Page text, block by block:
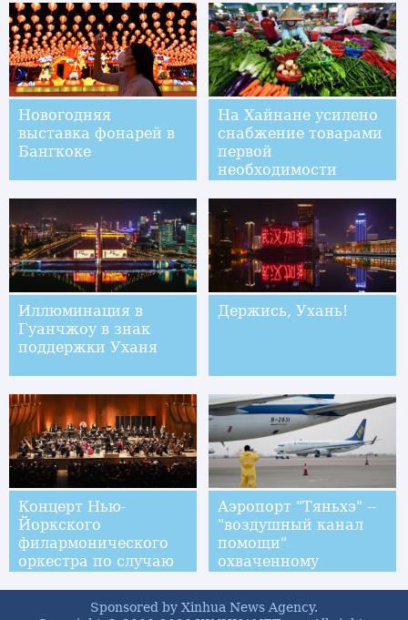
Новогодняя
выставка фонарей в
Бангкоке
На Хайнане усилено
снабжение товарами
первой
необходимости
Иллюминация в
Гуанчжоу в знак
поддержки Уханя
Держись, Ухань!
Концерт Нью-
Йоркского
филармонического
оркестра по случаю
Аэропорт "Тяньхэ" --
"воздушный канал
помощи"
охваченному
Sponsored by Xinhua News Agency.